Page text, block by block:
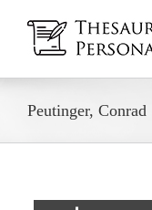
Inhalt
springen
Peutinger, Conrad